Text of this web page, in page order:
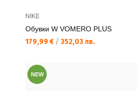
NIKE
Обувки W VOMERO PLUS
Текуща цена:
179,99 € / 352,03 лв.
NEW